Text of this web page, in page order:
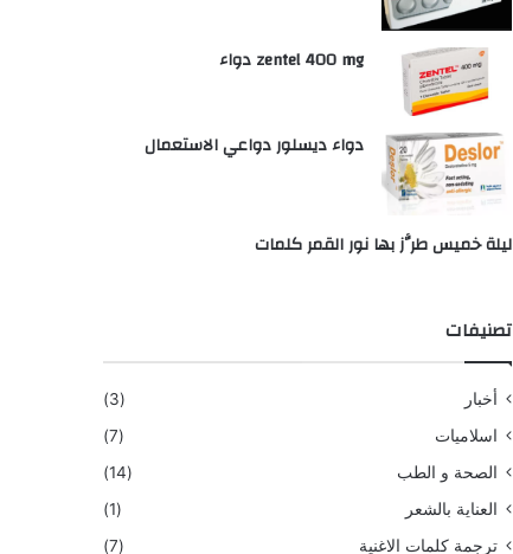
zentel 400 mg دواء
دواء ديسلور دواعي الاستعمال
ليلة خميس طرَّز بها نور القمر كلمات
تصنيفات
أخبار
(3)
اسلاميات
(7)
الصحة و الطب
(14)
العناية بالشعر
(1)
ترجمة كلمات الاغنية
(7)